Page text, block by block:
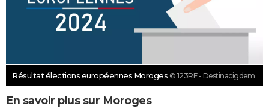
Résultat élections européennes Moroges © 123RF - Destinacigdem
En savoir plus sur Moroges